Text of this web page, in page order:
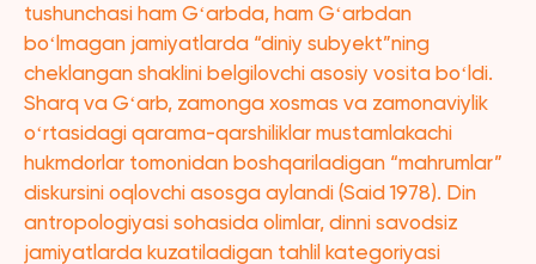
tushunchasi ham Gʻarbda, ham Gʻarbdan
boʻlmagan jamiyatlarda “diniy subyekt”ning
cheklangan shaklini belgilovchi asosiy vosita boʻldi.
Sharq va Gʻarb, zamonga xosmas va zamonaviylik
oʻrtasidagi qarama-qarshiliklar mustamlakachi
hukmdorlar tomonidan boshqariladigan “mahrumlar”
diskursini oqlovchi asosga aylandi (Said 1978). Din
antropologiyasi sohasida olimlar, dinni savodsiz
jamiyatlarda kuzatiladigan tahlil kategoriyasi